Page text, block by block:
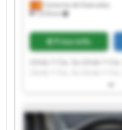
Camarma de Esteruelas
7,618 km
Price info
Llinás Y Cia, Sa Llinás Y
Llinás Y Cia, Sa Llinás Y
Llinás Y Cia, Sa Llinás Y Cia,
Llinás Y Cia, Sa Llinás Y